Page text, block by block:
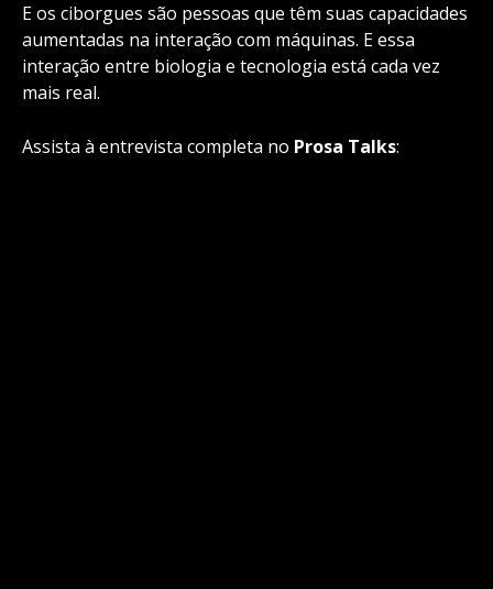
E os ciborgues são pessoas que têm suas capacidades
aumentadas na interação com máquinas. E essa
interação entre biologia e tecnologia está cada vez
mais real.
Assista à entrevista completa no Prosa Talks: